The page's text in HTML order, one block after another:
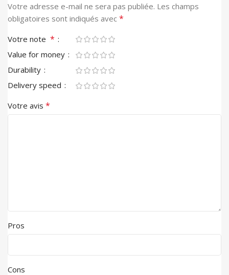
Votre adresse e-mail ne sera pas publiée. Les champs
obligatoires sont indiqués avec *
Votre note *
Value for money
Durability
Delivery speed
Votre avis *
Pros
Cons